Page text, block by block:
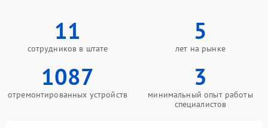
11
сотрудников в штате
5
лет на рынке
1087
отремонтированных устройств
3
минимальный опыт работы
специалистов